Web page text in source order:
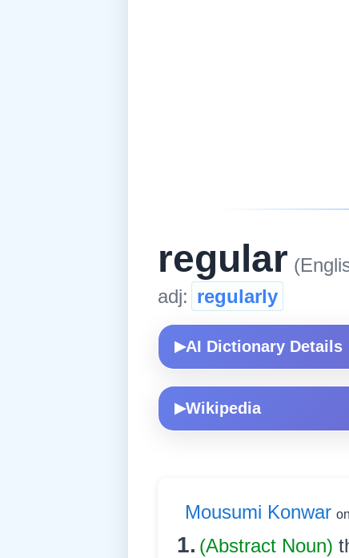
regular
adj: regularly
▶AI Dictionary Details
▶Wikipedia
Mousumi Konwar
1. (Abstract Noun)